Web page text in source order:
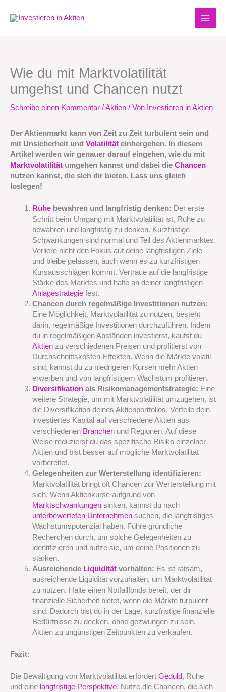
Inhalt
Wie du mit Marktvolatilität
umgehst und Chancen nutzt
Schreibe einen Kommentar /Aktien / Von Investieren in Aktien
Der Aktienmarkt kann von Zeit zu Zeit turbulent sein und
mit Unsicherheit und Volatilität einhergehen. In diesem
Artikel werden wir genauer darauf eingehen, wie du mit
Marktvolatilität umgehen kannst und dabei die Chancen
nutzen kannst, die sich dir bieten. Lass uns gleich
loslegen!
Ruhebewahren und langfristig denken: Der erste
Schritt beim Umgang mit Marktvolatilität ist, Ruhe zu
bewahren und langfristig zu denken. Kurzfristige
Schwankungen sind normal und Teil des Aktienmarktes.
Verliere nicht den Fokus auf deine langfristigen Ziele
und bleibe gelassen, auch wenn es zu kurzfristigen
Kursausschlägen kommt. Vertraue auf die langfristige
Stärke des Marktes und halte an deiner langfristigen
Anlagestrategiefest.
Chancen durch regelmäßige Investitionen nutzen:
Eine Möglichkeit, Marktvolatilität zu nutzen, besteht
darin, regelmäßige Investitionen durchzuführen. Indem
du in regelmäßigen Abständen investierst, kaufst du
Aktienzu verschiedenen Preisen und profitierst von
Durchschnittskosten-Effekten. Wenn die Märkte volatil
sind, kannst du zu niedrigeren Kursen mehr Aktien
erwerben und von langfristigem Wachstum profitieren.
Diversifikationals Risikomanagementstrategie: Eine
weitere Strategie, um mit Marktvolatilität umzugehen, ist
die Diversifikation deines Aktienportfolios. Verteile dein
investiertes Kapital auf verschiedene Aktien aus
verschiedenen Branchenund Regionen. Auf diese
Weise reduzierst du das spezifische Risiko einzelner
Aktien und bist besser auf mögliche Marktvolatilität
vorbereitet.
Gelegenheiten zur Werterstellung identifizieren:
Marktvolatilität bringt oft Chancen zur Werterstellung mit
sich. Wenn Aktienkurse aufgrund von
Marktschwankungensinken, kannst du nach
unterbewerteten Unternehmensuchen, die langfristiges
Wachstumspotenzial haben. Führe gründliche
Recherchen durch, um solche Gelegenheiten zu
identifizieren und nutze sie, um deine Positionen zu
stärken.
Ausreichende Liquiditätvorhalten: Es ist ratsam,
ausreichende Liquidität vorzuhalten, um Marktvolatilität
zu nutzen. Halte einen Notfallfonds bereit, der dir
finanzielle Sicherheit bietet, wenn die Märkte turbulent
sind. Dadurch bist du in der Lage, kurzfristige finanzielle
Bedürfnisse zu decken, ohne gezwungen zu sein,
Aktien zu ungünstigen Zeitpunkten zu verkaufen.
Fazit:
Die Bewältigung von Marktvolatilität erfordert Geduld, Ruhe
und eine langfristige Perspektive. Nutze die Chancen, die sich